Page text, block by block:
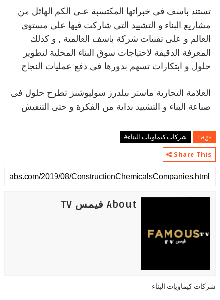
تستند باسف فى خبراتها المكتسبة على الكم الهائل من
مشاريع البناء و التشييد التى شاركت فيها على مستوى
العالم و على تقنيات شركة باسف العالمية , و كذلك
المعرفة الدقيقة لاحتياجات سوق البناء المحلية لتطوير
حلول و ابتكارات تسهم بدورها فى دفع عمليات النجاح
العلامة التجارية ماستر بيلدرز سوليوشنز تطرح حلول فى
صناعة البناء و التشييد بداية من الفكرة و حتى التنفيش
Tags
شركات كيماويات البناء#
Share This
About فيمس TV
شركات كيماويات البناء